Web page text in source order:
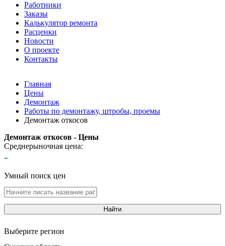
Работники
Заказы
Калькулятор ремонта
Расценки
Новости
О проекте
Контакты
Главная
Цены
Демонтаж
Работы по демонтажу, штробы, проемы
Демонтаж откосов
Демонтаж откосов - Цены
Среднерыночная цена:
-
Умный поиск цен
Найти
Выберите регион